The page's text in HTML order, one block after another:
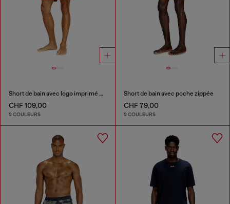
Short de bain avec logo imprimé oversize
CHF 109,00
2 COULEURS
Short de bain avec poche zippée
CHF 79,00
2 COULEURS